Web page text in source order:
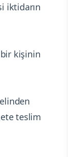
iktidarın
kişinin
teslim